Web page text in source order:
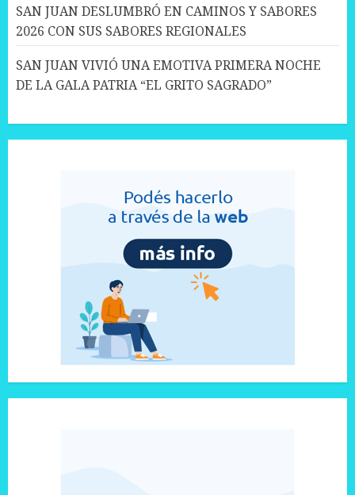
SAN JUAN DESLUMBRÓ EN CAMINOS Y SABORES
2026 CON SUS SABORES REGIONALES
SAN JUAN VIVIÓ UNA EMOTIVA PRIMERA NOCHE
DE LA GALA PATRIA “EL GRITO SAGRADO”